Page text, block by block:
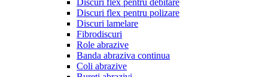
Discuri flex pentru debitare
Discuri flex pentru polizare
Discuri lamelare
Fibrodiscuri
Role abrazive
Banda abraziva continua
Coli abrazive